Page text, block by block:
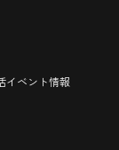
イベント情報